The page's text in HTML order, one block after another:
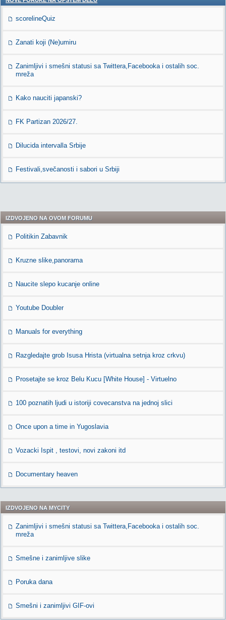
scorelineQuiz
Zanati koji (Ne)umiru
Zanimljivi i smešni statusi sa Twittera,Facebooka i ostalih soc.
mreža
Kako nauciti japanski?
FK Partizan 2026/27.
Dilucida intervalla Srbije
Festivali,svečanosti i sabori u Srbiji
IZDVOJENO NA OVOM FORUMU
Politikin Zabavnik
Kruzne slike,panorama
Naucite slepo kucanje online
Youtube Doubler
Manuals for everything
Razgledajte grob Isusa Hrista (virtualna setnja kroz crkvu)
Prosetajte se kroz Belu Kucu [White House] - Virtuelno
100 poznatih ljudi u istoriji covecanstva na jednoj slici
Once upon a time in Yugoslavia
Vozacki Ispit , testovi, novi zakoni itd
Documentary heaven
IZDVOJENO NA MYCITY
Zanimljivi i smešni statusi sa Twittera,Facebooka i ostalih soc.
mreža
Smešne i zanimljive slike
Poruka dana
Smešni i zanimljivi GIF-ovi